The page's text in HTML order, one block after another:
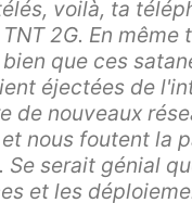
voilà, ta
2G. En même
que ces
éjectées de
de nouveaux
nous foutent la
Se serait génial
et les